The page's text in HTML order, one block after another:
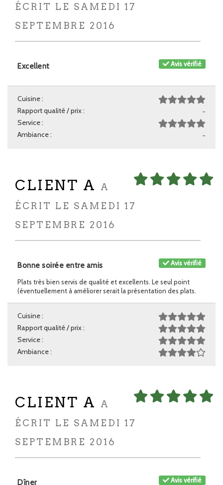
ÉCRIT LE SAMEDI 17
SEPTEMBRE 2016
Avis vérifié
Excellent
Cuisine :
-
Rapport qualité / prix :
Service :
-
Ambiance :
CLIENT A
A
ÉCRIT LE SAMEDI 17
SEPTEMBRE 2016
Avis vérifié
Bonne soirée entre amis
Plats très bien servis de qualité et excellents. Le seul point
(éventuellement à améliorer serait la présentation des plats.
Cuisine :
Rapport qualité / prix :
Service :
Ambiance :
CLIENT A
A
ÉCRIT LE SAMEDI 17
SEPTEMBRE 2016
Avis vérifié
Dîner